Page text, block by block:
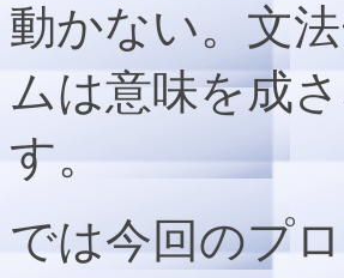
動かない。文
ムは意味を成
す。
では今回のプ